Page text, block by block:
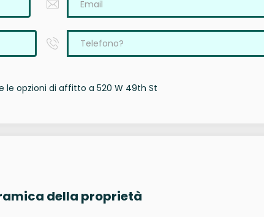
le opzioni di affitto a 520 W 49th St
della proprietà